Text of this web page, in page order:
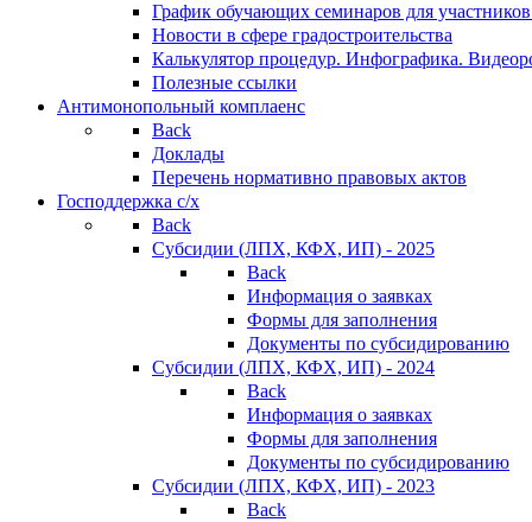
График обучающих семинаров для участников
Новости в сфере градостроительства
Калькулятор процедур. Инфографика.
Полезные ссылки
Антимонопольный комплаенс
Back
Доклады
Перечень нормативно правовых актов
Господдержка с/х
Back
Субсидии (ЛПХ, КФХ, ИП) - 2025
Back
Информация о заявках
Формы для заполнения
Документы по субсидированию
Субсидии (ЛПХ, КФХ, ИП) - 2024
Back
Информация о заявках
Формы для заполнения
Документы по субсидированию
Субсидии (ЛПХ, КФХ, ИП) - 2023
Back